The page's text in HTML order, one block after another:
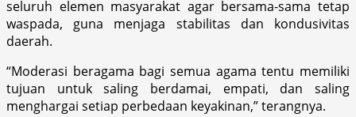
seluruh elemen masyarakat agar bersama-sama tetap
waspada, guna menjaga stabilitas dan kondusivitas
daerah.
“Moderasi beragama bagi semua agama tentu memiliki
tujuan untuk saling berdamai, empati, dan saling
menghargai setiap perbedaan keyakinan,” terangnya.